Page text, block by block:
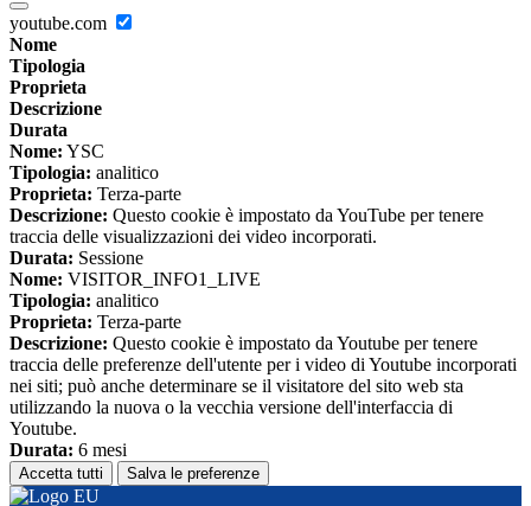
youtube.com
Nome
Tipologia
Proprieta
Descrizione
Durata
Nome: YSC
Tipologia: analitico
Proprieta: Terza-parte
Descrizione: Questo cookie è impostato da YouTube per tenere
traccia delle visualizzazioni dei video incorporati.
Durata: Sessione
Nome: VISITOR_INFO1_LIVE
Tipologia: analitico
Proprieta: Terza-parte
Descrizione: Questo cookie è impostato da Youtube per tenere
traccia delle preferenze dell'utente per i video di Youtube incorporati
nei siti; può anche determinare se il visitatore del sito web sta
utilizzando la nuova o la vecchia versione dell'interfaccia di
Youtube.
Durata: 6 mesi
Accetta tutti Salva le preferenze